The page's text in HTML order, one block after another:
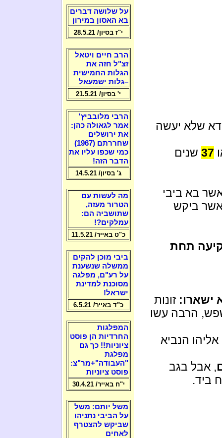
שלא יעשה
37 שנים
בא ביבי
ביקש
שקיעה תחת
ישארו: זונות
הרבה עשו
הנביא
, אבל בגב
ביד.
על שלושה דברים
בא האסון במירון
י"ז בסיון/ 28.5.21
הרב חיים ויטאל
זצ"ל חזה את
הגלות החמישית
–גלות ישמעאל
י' בסיון/ 21.5.21
הרבי מלובביץ'
אמר לגאולה כהן:
את ירושלים
שחררתם (1967)
כמי שכפו עליו את
הדבר הזה!
ג' בסיון/ 14.5.21
מה לעשות עם
הטרור מעזה,
שתושביה הם:
עמלקים?!
כ"ט באייר/ 11.5.21
ביבי מוכן להקים
ממשלה שנשענת
על רע"ם, מפלגה
מסוכנת למדינת
ישראל!
כ"ד באייר/ 6.5.21
המפלגות
החרדיות הן פוסט
ציוניות!! כך גם
מפלגת
"העבודה"+מר"צ:
פוסט ציוניות
י"ח באייר/ 30.4.21
משל יותם: משל
על הביבי נתניהו
שביקש להצטרף
לאחים